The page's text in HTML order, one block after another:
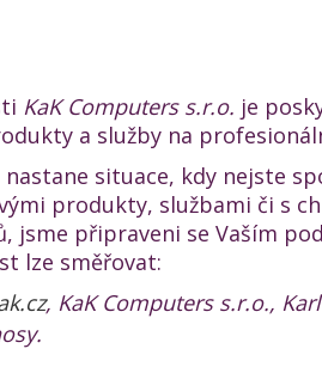
KaK Computers s.r.o. je
a služby na
situace, kdy nejste
produkty, službami či s
jsme připraveni se Vaším
lze směřovat:
, KaK Computers s.r.o.,